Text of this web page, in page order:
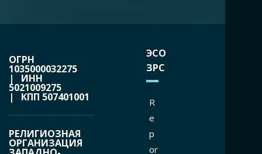
ОГРН
1035000032275
| ИНН
5021009275
| КПП 507401001
РЕЛИГИОЗНАЯ
ОРГАНИЗАЦИЯ
ЭСО
ЗРС
R
e
p
or